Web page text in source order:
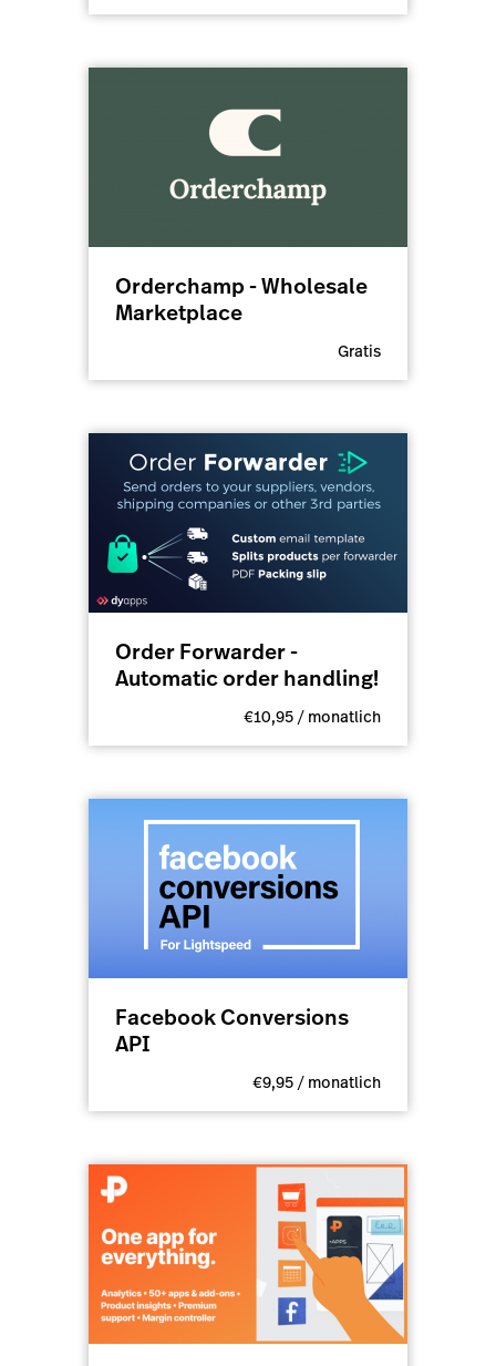
Orderchamp - Wholesale
Marketplace
Gratis
Order Forwarder -
Automatic order handling!
€10,95 / monatlich
Facebook Conversions
API
€9,95 / monatlich